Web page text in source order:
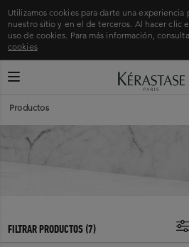
Utilizamos cookies para darte una experiencia
nuestro sitio y en el de terceros. Al hacer clic
uso de cookies. Para más información,
cookies
CAMBIAR MODO DE NAVEGACIÓN
Productos
FILTRAR PRODUCTOS (7)